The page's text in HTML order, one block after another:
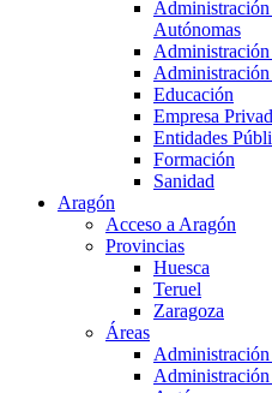
Administración
Autónomas
Educación
Empresa
Entidades
Formación
Sanidad
Aragón
Acceso a Aragón
Provincias
Huesca
Teruel
Zaragoza
Áreas
Administración
Administración